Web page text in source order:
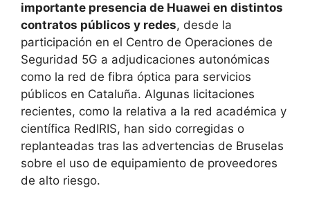
importante presencia de Huawei en distintos
contratos públicos y redes, desde la
participación en el Centro de Operaciones de
Seguridad 5G a adjudicaciones autonómicas
como la red de fibra óptica para servicios
públicos en Cataluña. Algunas licitaciones
recientes, como la relativa a la red académica y
científica RedIRIS, han sido corregidas o
replanteadas tras las advertencias de Bruselas
sobre el uso de equipamiento de proveedores
de alto riesgo.